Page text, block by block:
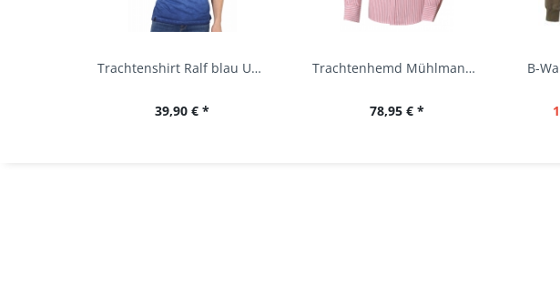
Trachtenshirt Ralf blau Used Look Krüger
39,90 € *
Trachtenhemd Mühlmann mittelrot rot Slim Fit...
78,95 € *